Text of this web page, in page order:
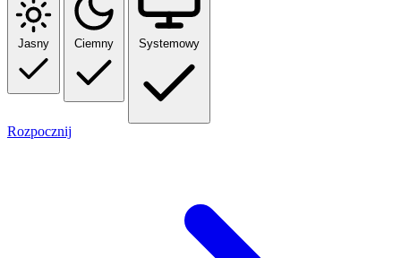
Jasny Ciemny Systemowy
Rozpocznij